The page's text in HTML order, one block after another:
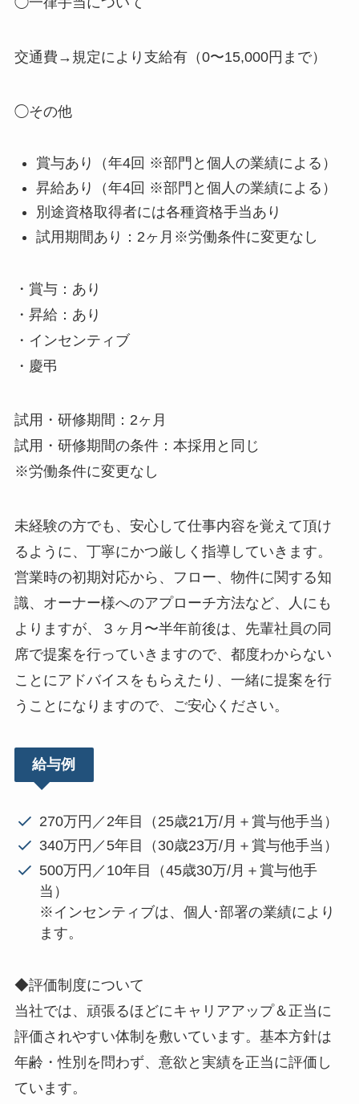
交通費→規定により支給有（0〜15,000円まで）
◯その他
賞与あり（年4回 ※部門と個人の業績による）
昇給あり（年4回 ※部門と個人の業績による）
別途資格取得者には各種資格手当あり
試用期間あり：2ヶ月※労働条件に変更なし
・賞与：あり
・昇給：あり
・インセンティブ
・慶弔
試用・研修期間：2ヶ月
試用・研修期間の条件：本採用と同じ
※労働条件に変更なし
未経験の方でも、安心して仕事内容を覚えて頂け
るように、丁寧にかつ厳しく指導していきます。
営業時の初期対応から、フロー、物件に関する知
識、オーナー様へのアプローチ方法など、人にも
よりますが、３ヶ月〜半年前後は、先輩社員の同
席で提案を行っていきますので、都度わからない
ことにアドバイスをもらえたり、一緒に提案を行
うことになりますので、ご安心ください。
給与例
270万円／2年目（25歳21万/月＋賞与他手当）
340万円／5年目（30歳23万/月＋賞与他手当）
500万円／10年目（45歳30万/月＋賞与他手
当）
※インセンティブは、個人･部署の業績により
ます。
◆評価制度について
当社では、頑張るほどにキャリアアップ＆正当に
評価されやすい体制を敷いています。基本方針は
年齢・性別を問わず、意欲と実績を正当に評価し
ています。